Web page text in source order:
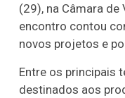
(29), na Câmara
encontro contou
novos projetos e
Entre os principais
destinados aos